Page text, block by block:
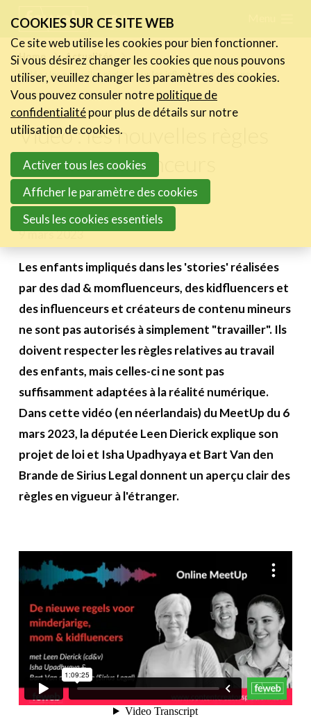
links
Jump
to
navigation
Jump
main
content
FR NL
Home
Actualités
Vidéo : les nouvelles règles pour les influenceurs mineurs
Vidéo : les nouvelles règles
pour les influenceurs
mineurs
9 mars 2023
Les enfants impliqués dans les 'stories' réalisées
par des dad & momfluenceurs, des kidfluencers et
des influenceurs et créateurs de contenu mineurs
ne sont pas autorisés à simplement "travailler". Ils
doivent respecter les règles relatives au travail
des enfants, mais celles-ci ne sont pas
suffisamment adaptées à la réalité numérique.
Dans cette vidéo (en néerlandais) du MeetUp du 6
mars 2023, la députée Leen Dierick explique son
projet de loi et Isha Upadhyaya et Bart Van den
Brande de Sirius Legal donnent un aperçu clair des
règles en vigueur à l'étranger.
Actualités
Les nouvelles du secteur
Les FeWeb Vidéos
Les Cases des membres
Activités
Cases Gallery
Le Toolbox
Annuaire prestataires
Become a member
COOKIES SUR CE SITE WEB
Ce site web utilise les cookies pour bien fonctionner.
Si vous désirez changer les cookies que nous pouvons
utiliser, veuillez changer les paramètres des cookies.
Vous pouvez consuler notrepolitique de
confidentialitépour plus de détails sur notre
utilisation de cookies.
Activer tous les cookies
Afficher le paramètre des cookies
Seuls les cookies essentiels